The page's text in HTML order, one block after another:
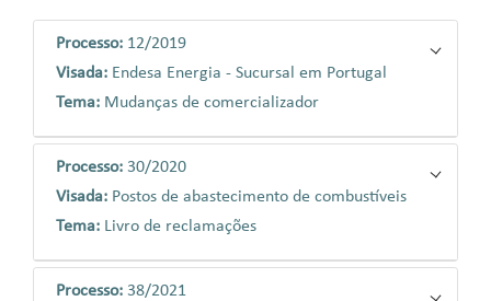
Processo: 12/2019
Visada: Endesa Energia - Sucursal em Portugal
Tema: Mudanças de comercializador
Processo: 30/2020
Visada: Postos de abastecimento de combustíveis
Tema: Livro de reclamações
Processo: 38/2021